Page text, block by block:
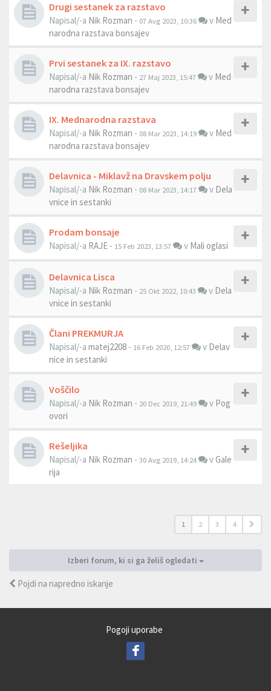
Drugi sestanek za razstavo
Napisal/-a Nik Rozman - 07 Avg 2023, 10:36 v Med
narodna razstava bonsajev
Prvi sestanek za IX. razstavo
Napisal/-a Nik Rozman - 27 Maj 2023, 15:47 v Med
narodna razstava bonsajev
IX. Mednarodna razstava
Napisal/-a Nik Rozman - 08 Mar 2023, 14:19 v Med
narodna razstava bonsajev
Delavnica - Miklavž na Dravskem polju
Napisal/-a Nik Rozman - 08 Mar 2023, 14:17 v Dela
vnice in sestanki
Prodam bonsaje
Napisal/-a RAJE - 15 Feb 2023, 13:57 v Mali oglasi
Delavnica Lisca
Napisal/-a Nik Rozman - 25 Okt 2022, 10:43 v Dela
vnice in sestanki
Člani PREKMURJA
Napisal/-a matej2208 - 16 Feb 2020, 12:57 v Delav
nice in sestanki
Voščilo
Napisal/-a Nik Rozman - 20 Dec 2019, 21:49 v Pog
ovori
Rešeljika
Napisal/-a Nik Rozman - 30 Avg 2019, 14:24 vGale
rija
1 2 3 4
Izberi forum, ki si ga želiš ogledati
Pojdi na napredno iskanje
Pogoji uporabe